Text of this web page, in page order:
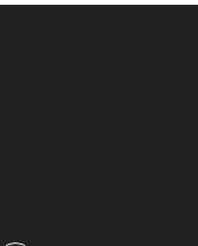
консультация,
на все
стоит та или иная
для спортивных